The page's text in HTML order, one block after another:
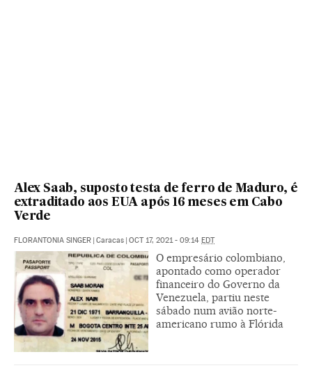
Alex Saab, suposto testa de ferro de Maduro, é
extraditado aos EUA após 16 meses em Cabo
Verde
FLORANTONIA SINGER Caracas OCT 17, 2021 - 09:14 EDT
O empresário colombiano,
apontado como operador
financeiro do Governo da
Venezuela, partiu neste
sábado num avião norte-
americano rumo à Flórida